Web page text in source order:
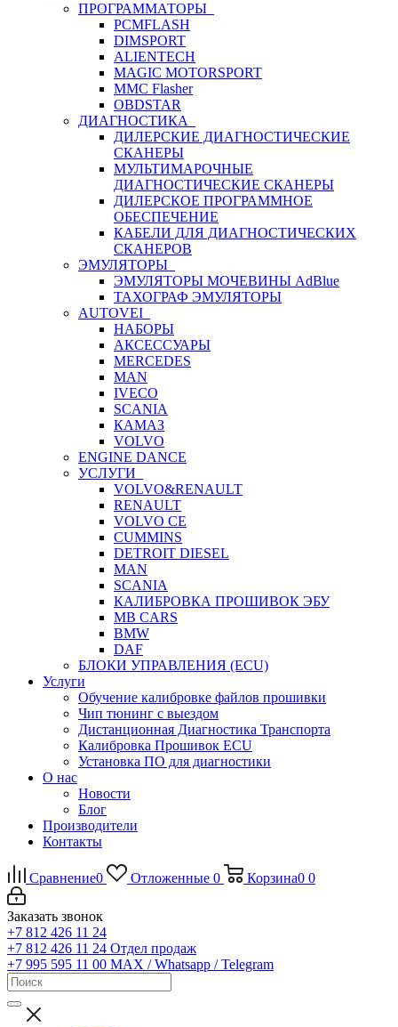
ПРОГРАММАТОРЫ
PCMFLASH
DIMSPORT
ALIENTECH
MAGIC MOTORSPORT
MMC Flasher
OBDSTAR
ДИАГНОСТИКА
ДИЛЕРСКИЕ ДИАГНОСТИЧЕСКИЕ
СКАНЕРЫ
МУЛЬТИМАРОЧНЫЕ
ДИАГНОСТИЧЕСКИЕ СКАНЕРЫ
ДИЛЕРСКОЕ ПРОГРАММНОЕ
ОБЕСПЕЧЕНИЕ
КАБЕЛИ ДЛЯ ДИАГНОСТИЧЕСКИХ
СКАНЕРОВ
ЭМУЛЯТОРЫ
ЭМУЛЯТОРЫ МОЧЕВИНЫ АdBlue
ТАХОГРАФ ЭМУЛЯТОРЫ
AUTOVEI
НАБОРЫ
АКСЕССУАРЫ
MERCEDES
MAN
IVECO
SCANIA
КАМАЗ
VOLVO
ENGINE DANCE
УСЛУГИ
VOLVO&RENAULT
RENAULT
VOLVO CE
CUMMINS
DETROIT DIESEL
MAN
SCANIA
КАЛИБРОВКА ПРОШИВОК ЭБУ
MB CARS
BMW
DAF
БЛОКИ УПРАВЛЕНИЯ (ECU)
Услуги
Обучение калибровке файлов прошивки
Чип тюнинг с выездом
Дистанционная Диагностика Транспорта
Калибровка Прошивок ECU
Установка ПО для диагностики
О нас
Новости
Блог
Производители
Контакты
Сравнение0 Отложенные 0 Корзина0 0
Заказать звонок
+7 812 426 11 24
+7 812 426 11 24 Отдел продаж
+7 995 595 11 00 MAX / Whatsapp / Telegram